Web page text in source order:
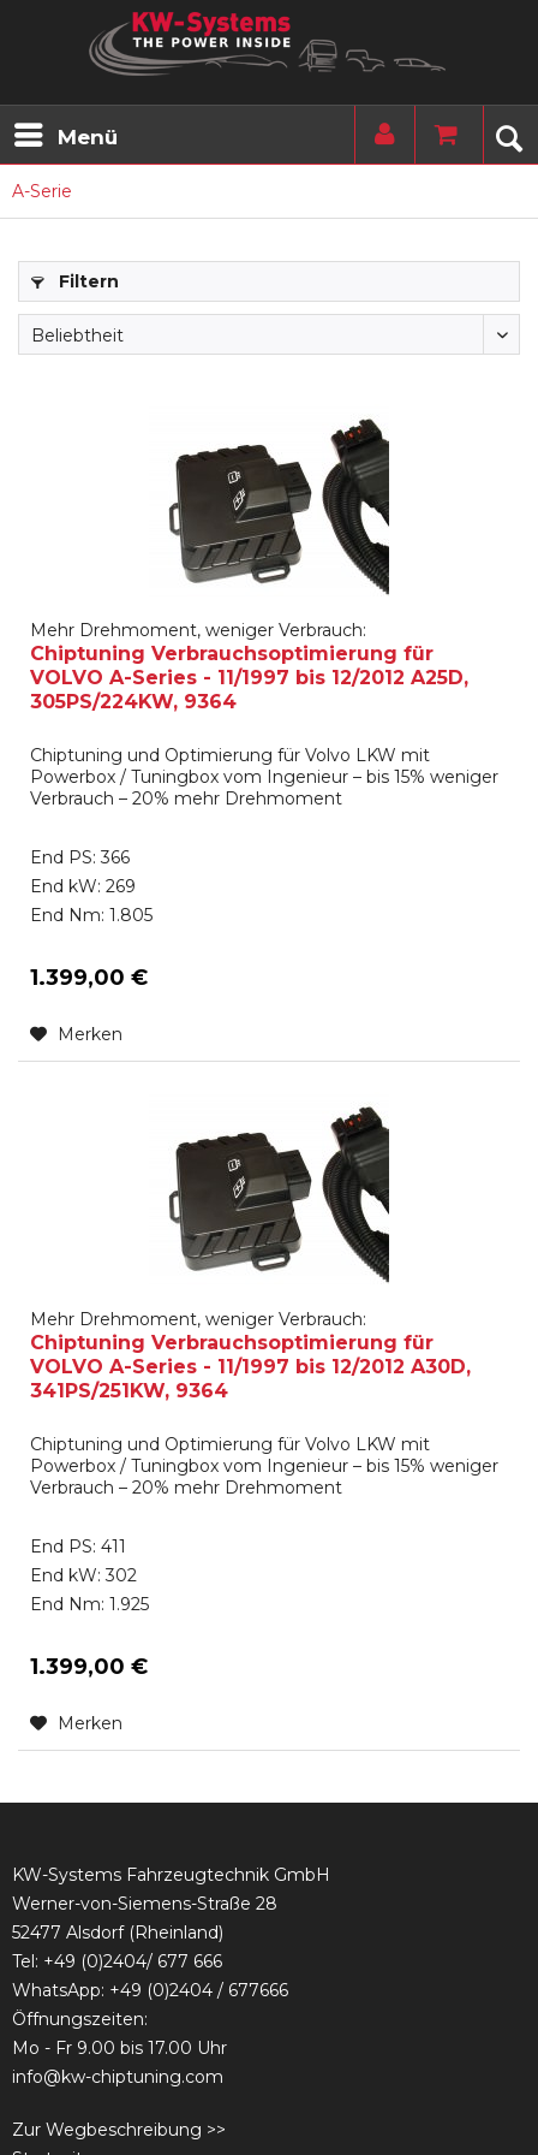
Menü
A-Serie
Filtern
Mehr Drehmoment, weniger Verbrauch:
Chiptuning Verbrauchsoptimierung für
VOLVO A-Series - 11/1997 bis 12/2012 A25D,
305PS/224KW, 9364
Chiptuning und Optimierung für Volvo LKW mit
Powerbox / Tuningbox vom Ingenieur – bis 15% weniger
Verbrauch – 20% mehr Drehmoment
End PS: 366
End kW: 269
End Nm: 1.805
1.399,00 €
Merken
Mehr Drehmoment, weniger Verbrauch:
Chiptuning Verbrauchsoptimierung für
VOLVO A-Series - 11/1997 bis 12/2012 A30D,
341PS/251KW, 9364
Chiptuning und Optimierung für Volvo LKW mit
Powerbox / Tuningbox vom Ingenieur – bis 15% weniger
Verbrauch – 20% mehr Drehmoment
End PS: 411
End kW: 302
End Nm: 1.925
1.399,00 €
Merken
KW-Systems Fahrzeugtechnik GmbH
Werner-von-Siemens-Straße 28
52477 Alsdorf (Rheinland)
Tel: +49 (0)2404/ 677 666
WhatsApp: +49 (0)2404 / 677666
Öffnungszeiten:
Mo - Fr 9.00 bis 17.00 Uhr
info@kw-chiptuning.com
Zur Wegbeschreibung >>